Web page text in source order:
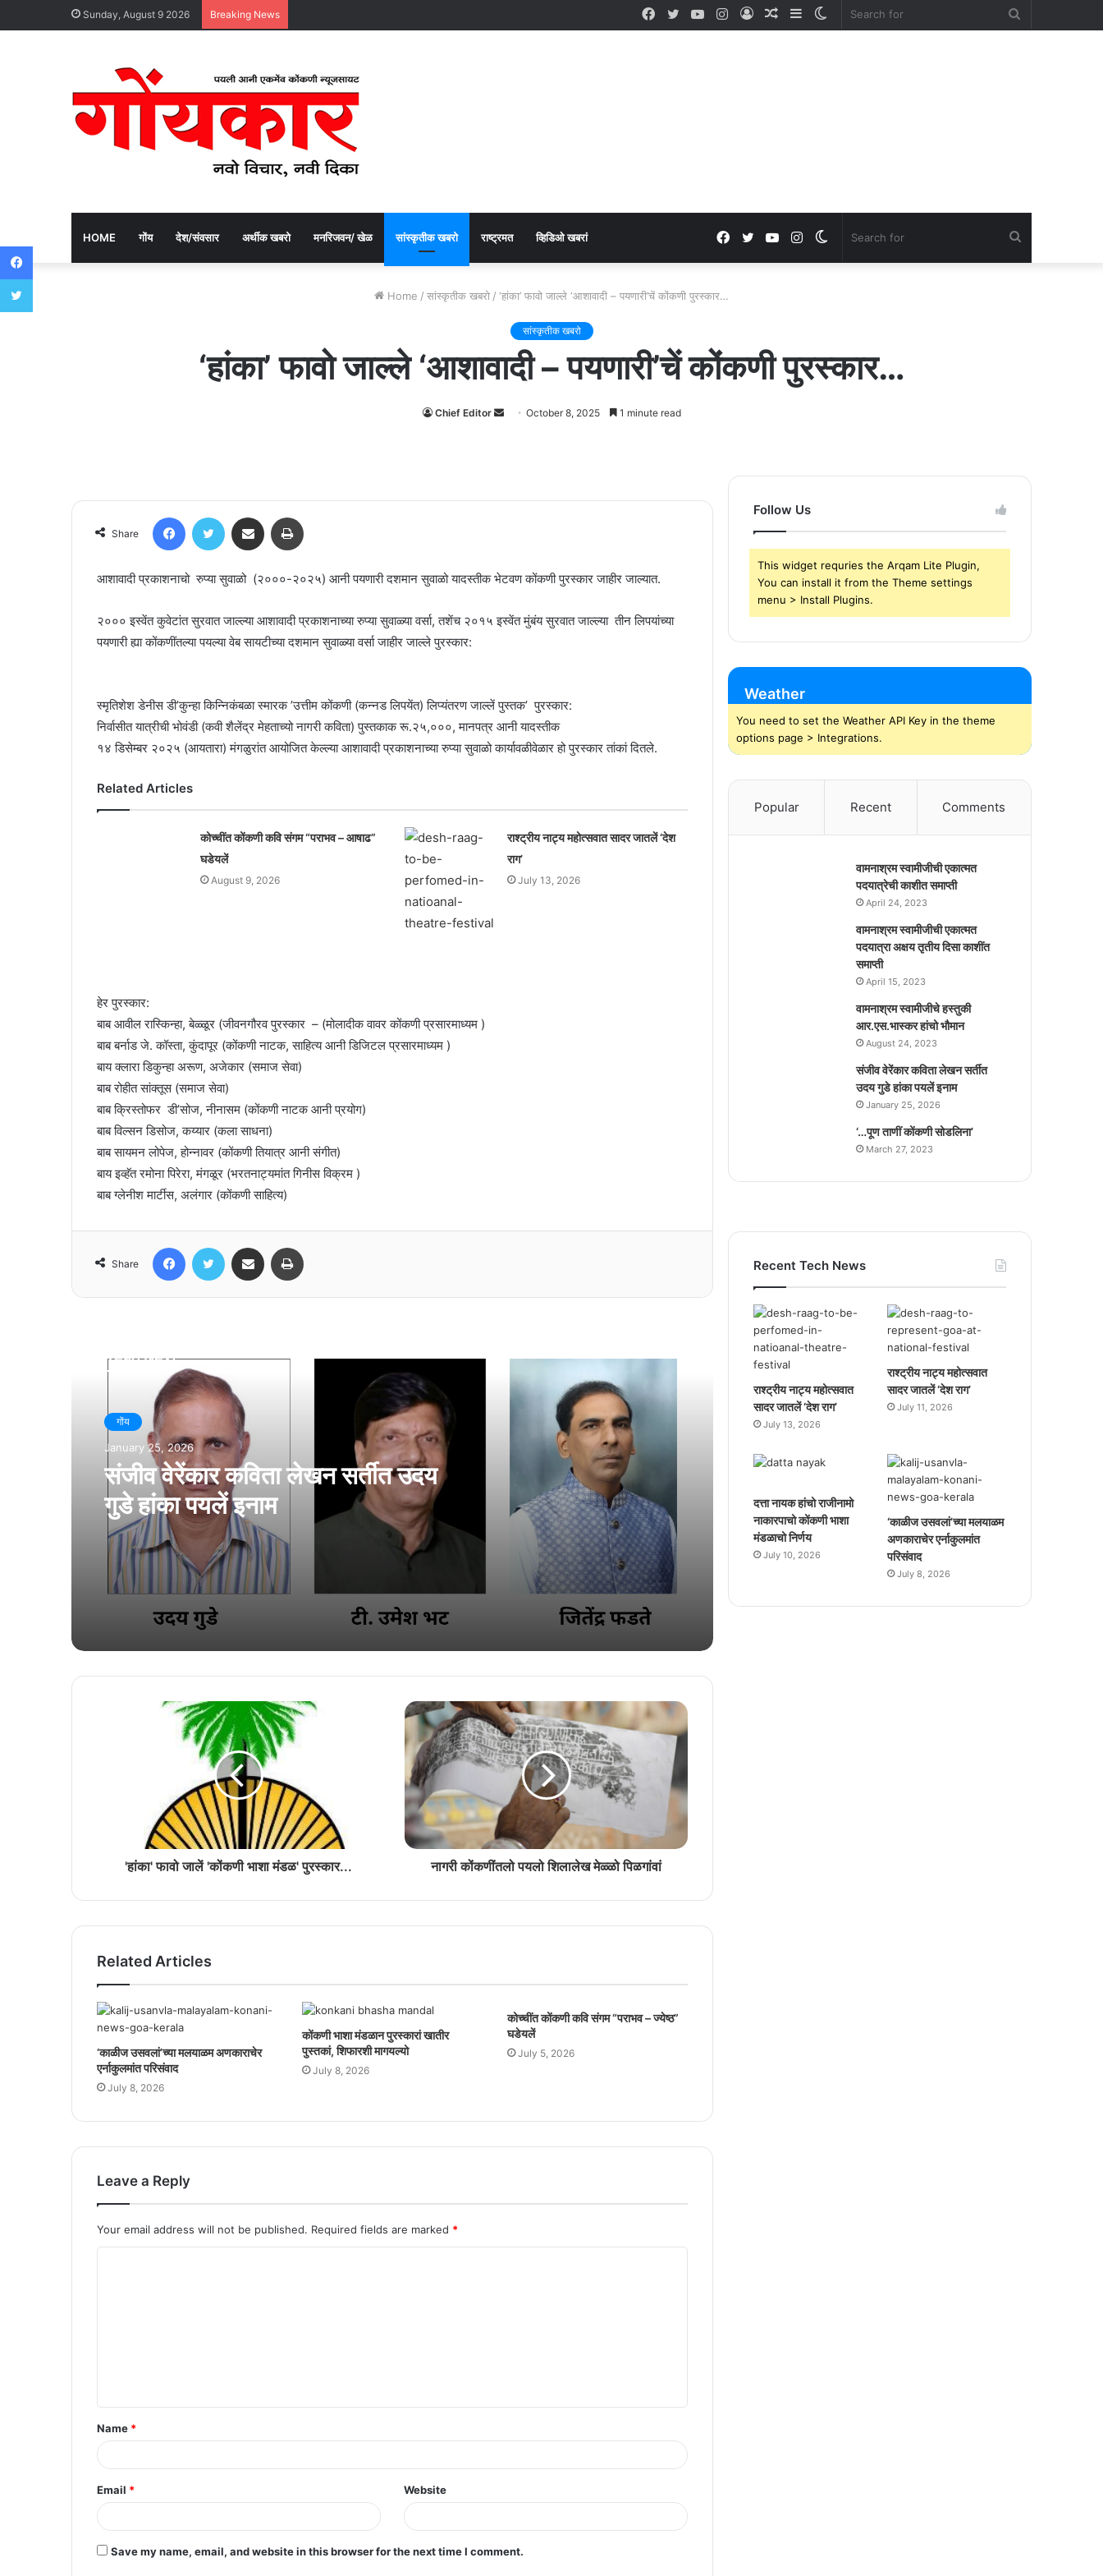
Sunday, August 9 2026 Breaking News
Switch
Sidebar
Random
Log
Instagram
YouTube
Twitter
Facebook
HOME गोंय देश/संवसार अर्थीक खबरो मनरिजवन/ खेळ सांस्कृतीक खबरो राष्ट्रमत व्हिडिओ खबरां Switch
Instagram
YouTube
Twitter
Facebook
Home / सांस्कृतीक खबरो / ‘हांका’ फावो जाल्ले ‘आशावादी – पयणारी’चें कोंकणी पुरस्कार…
सांस्कृतीक खबरो
‘हांका’ फावो जाल्ले ‘आशावादी – पयणारी’चें कोंकणी पुरस्कार…
Chief Editor
SendOctober 8, 2025 1 minute read
Share
FacebookTwitter Share via Email
आशावादी प्रकाशनाचो रुप्या सुवाळो (२०००-२०२५) आनी पयणारी दशमान सुवाळो यादस्तीक भेटवण कोंकणी पुरस्कार जाहीर जाल्यात.
२००० इस्वेंत कुवेटांत सुरवात जाल्ल्या आशावादी प्रकाशनाच्या रुप्या सुवाळ्या वर्सा, तशेंच २०१५ इस्वेंत मुंबंय सुरवात जाल्ल्या तीन लिपयांच्या
पयणारी ह्या कोंकणींतल्या पयल्या वेब सायटीच्या दशमान सुवाळ्या वर्सा जाहीर जाल्ले पुरस्कार:
स्मृतिशेश डेनीस डी’कुन्हा किन्निकंबळा स्मारक ’उत्तीम कोंकणी (कन्नड लिपयेंत) लिप्यंतरण जाल्लें पुस्तक’ पुरस्कार:
निर्वासीत यात्रीची भोवंडी (कवी शैलेंद्र मेहताच्यो नागरी कविता) पुस्तकाक रू.२५,०००, मान‌पत्र आनी यादस्तीक
१४ डिसेम्बर २०२५ (आयतारा) मंगळुरांत आयोजित केल्ल्या आशावादी प्रकाशनाच्या रुप्या सुवाळो कार्यावळीवेळार हो पुरस्कार तांकां दितले.
Related Articles
कोच्चींत कोंकणी कवि संगम “पराभव – आषाढ”
घडेयलें
August 9, 2026
राश्ट्रीय नाट्य महोत्सवात सादर जातलें ‘देश
राग’
July 13, 2026
हेर पुरस्कार:
बाब आवील रास्किन्हा, बेळ्ळूर (जीवनगौरव पुरस्कार – (मोलादीक वावर कोंकणी प्रसारमाध्यम )
बाब बर्नाड जे. कॉस्ता, कुंदापूर (कोंकणी नाटक, साहित्य आनी डिजिटल प्रसारमाध्यम )
बाय क्लारा डिकुन्हा अरूण, अजेकार (समाज सेवा)
बाब रोहीत सांक्तूस (समाज सेवा)
बाब क्रिस्तोफर डी’सोज, नीनासम (कोंकणी नाटक आनी प्रयोग)
बाब विल्सन डिसोज, कय्यार (कला साधना)
बाब सायमन लोपेज, होन्नावर (कोंकणी तियात्र आनी संगीत)
बाय इव्हॅत रमोना पिरेरा, मंगळूर (भरतनाट्यमांत गिनीस विक्रम )
बाब ग्लेनीश मार्टीस, अलंगार (कोंकणी साहित्य)
Share
FacebookTwitter Share via Email
Read Next
गोंय
January 25, 2026
संजीव वेरेंकार कविता लेखन सर्तीत उदय
गुडे हांका पयलें इनाम
एरणाकुळमांत घडयले कोंकणी पुस्तक चर्चा
एळमक्करात घडयलें कोंकणी साक्षरताय शिबीर
‘कोंकणीच्या अभ्यासाक आनी प्रमाणीकरणाक आर.
के. राव हांचें योगदान म्हत्वाचें’
अखिल भारतीय कोंकणी परिशदेचे वतीन कोचींत
फावट अध्यक्ष
‘भुरग्यांक भास सांगून दिवचें, ती पिळगी पिळग्यां मेरेन
पावतली’
'हांका' फावो जालें 'कोंकणी भाशा मंडळ' पुरस्कार... नागरी कोंकणींतलो पयलो शिलालेख मेळ्ळो पिळगांवां
Related Articles
‘काळीज उसवलां’च्या मलयाळम अणकाराचेर
एर्नाकुलमांत परिसंवाद
July 8, 2026
कोंकणी भाशा मंडळान पुरस्कारां खातीर
पुस्तकां, शिफारशी मागयल्यो
July 8, 2026
कोच्चींत कोंकणी कवि संगम “पराभव – ज्येष्ठ”
घडेयलें
July 5, 2026
Leave a Reply
Your email address will not be published. Required fields are marked *
t
*
Name *
Email * Website
Save my name, email, and website in this browser for the next time I comment.
Follow Us
This widget requries the Arqam Lite Plugin,
You can install it from the Theme settings
menu > Install Plugins.
Weather
You need to set the Weather API Key in the theme
options page > Integrations.
Popular Recent Comments
वामनाश्रम स्वामीजीची एकात्मत
पदयात्रेची काशीत समाप्ती
April 24, 2023
वामनाश्रम स्वामीजीची एकात्मत
पदयात्रा अक्षय तृतीय दिसा काशींत
समाप्ती
April 15, 2023
वामनाश्रम स्वामीजीचे हस्तुकी
आर.एस.भास्कर हांचो भौमान
August 24, 2023
संजीव वेरेंकार कविता लेखन सर्तीत
उदय गुडे हांका पयलें इनाम
January 25, 2026
‘…पूण ताणीं कोंकणी सोडलिना’
March 27, 2023
Recent Tech News
राश्ट्रीय नाट्य महोत्सवात
सादर जातलें ‘देश राग’
July 13, 2026
राश्ट्रीय नाट्य महोत्सवात
सादर जातलें ‘देश राग’
July 11, 2026
दत्ता नायक हांचो राजीनामो
नाकारपाचो कोंकणी भाशा
मंडळाचो निर्णय
July 10, 2026
‘काळीज उसवलां’च्या मलयाळम
अणकाराचेर एर्नाकुलमांत
परिसंवाद
July 8, 2026
Facebook
Twitter